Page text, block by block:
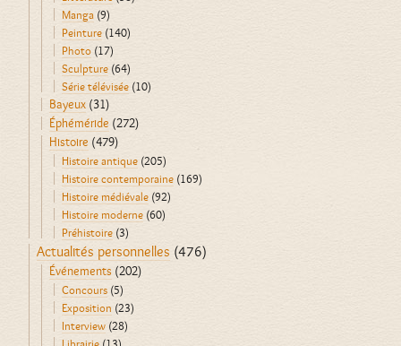
Manga (9)
Peinture (140)
Photo (17)
Sculpture (64)
Série télévisée (10)
Bayeux (31)
Éphéméride (272)
Histoire (479)
Histoire antique (205)
Histoire contemporaine (169)
Histoire médiévale (92)
Histoire moderne (60)
Préhistoire (3)
Actualités personnelles (476)
Événements (202)
Concours (5)
Exposition (23)
Interview (28)